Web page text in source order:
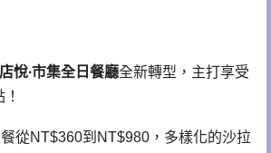
悅∙市集全日餐廳全新轉型，主打享受
從NT$360到NT$980，多樣化的沙拉